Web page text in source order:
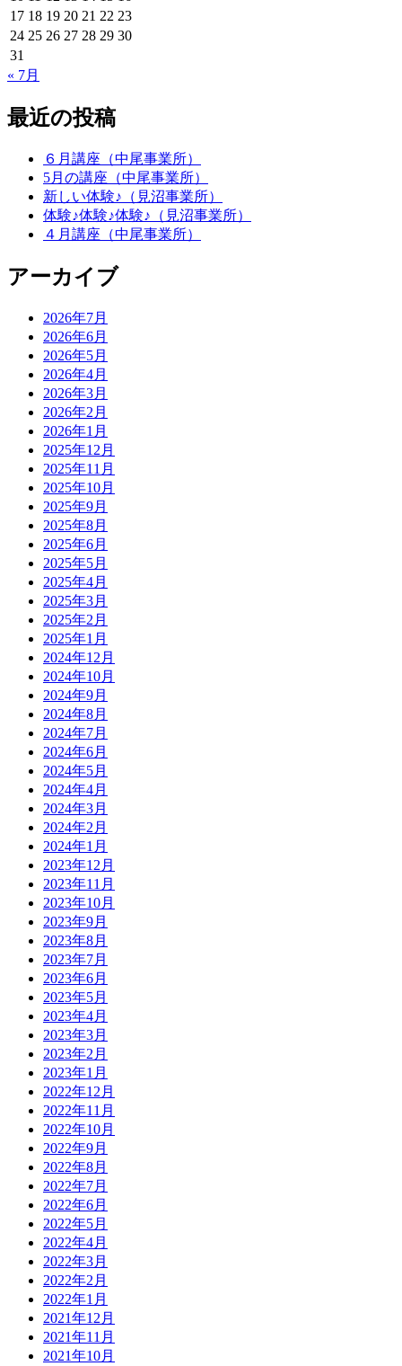
17 18 19 20 21 22 23
24 25 26 27 28 29 30
31
« 7月
最近の投稿
６月講座（中尾事業所）
5月の講座（中尾事業所）
新しい体験♪（見沼事業所）
体験♪体験♪体験♪（見沼事業所）
４月講座（中尾事業所）
アーカイブ
2026年7月
2026年6月
2026年5月
2026年4月
2026年3月
2026年2月
2026年1月
2025年12月
2025年11月
2025年10月
2025年9月
2025年8月
2025年6月
2025年5月
2025年4月
2025年3月
2025年2月
2025年1月
2024年12月
2024年10月
2024年9月
2024年8月
2024年7月
2024年6月
2024年5月
2024年4月
2024年3月
2024年2月
2024年1月
2023年12月
2023年11月
2023年10月
2023年9月
2023年8月
2023年7月
2023年6月
2023年5月
2023年4月
2023年3月
2023年2月
2023年1月
2022年12月
2022年11月
2022年10月
2022年9月
2022年8月
2022年7月
2022年6月
2022年5月
2022年4月
2022年3月
2022年2月
2022年1月
2021年12月
2021年11月
2021年10月